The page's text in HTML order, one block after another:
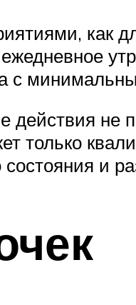
как
с
не
только
и